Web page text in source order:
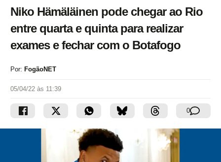
Niko Hämäläinen pode chegar ao Rio
entre quarta e quinta para realizar
exames e fechar com o Botafogo
Por: FogãoNET
05/04/22 às 11:39
0